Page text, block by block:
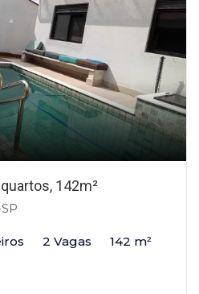
142m²
2 Vagas 142 m²